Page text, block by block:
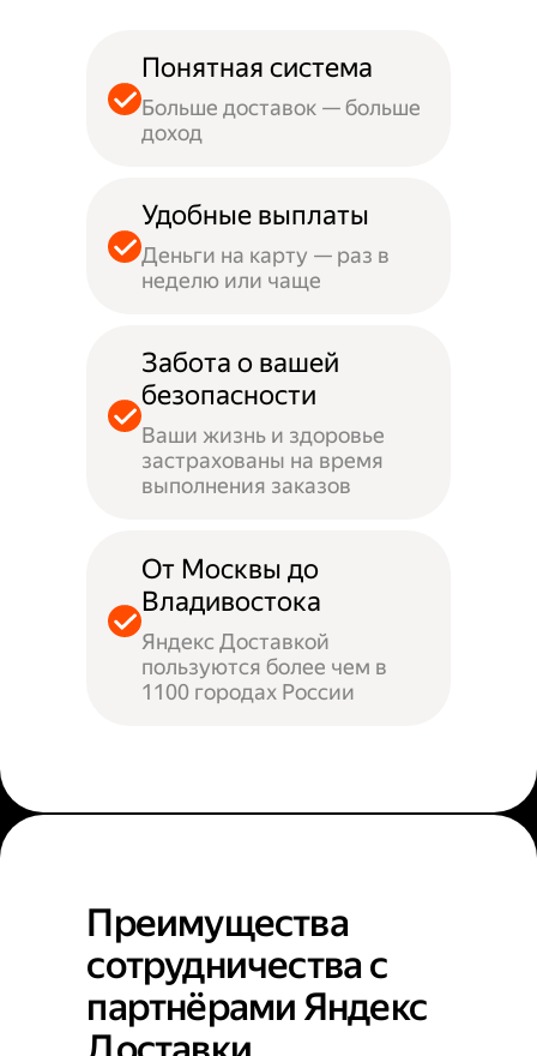
Понятная система
Больше доставок — больше
доход
Удобные выплаты
Деньги на карту — раз в
неделю или чаще
Забота о вашей
безопасности
Ваши жизнь и здоровье
застрахованы на время
выполнения заказов
От Москвы до
Владивостока
Яндекс Доставкой
пользуются более чем в
1100 городах России
Преимущества
сотрудничества с
партнёрами Яндекс